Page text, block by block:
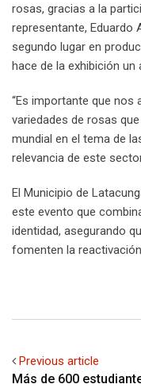
rosas, gracias a la
representante, Eduardo
segundo lugar en
hace de la exhibición
“Es importante que nos
variedades de rosas
mundial en el tema de
relevancia de este
El Municipio de
este evento que
identidad, asegurando
fomenten la
Previous article
Más de 600